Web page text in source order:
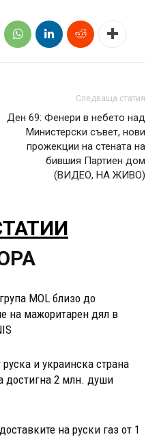
Следваща статия
Ден 69: Фенери в небето над
Министерски съвет, нови
прожекции на стената на
бившия Партиен дом
(ВИДЕО, НА ЖИВО)
MOL близо до
на мажоритарен дял в
и украинска страна
достигна 2 млн. души
на руски газ от 1